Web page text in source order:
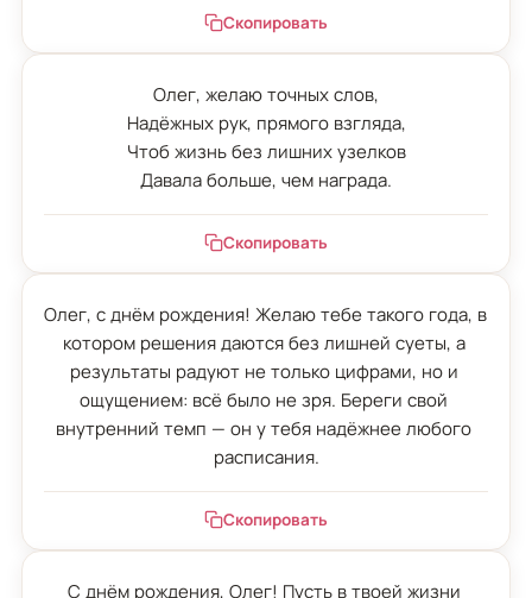
Скопировать
Олег, желаю точных слов,
Надёжных рук, прямого взгляда,
Чтоб жизнь без лишних узелков
Давала больше, чем награда.
Скопировать
Олег, с днём рождения! Желаю тебе такого года, в
котором решения даются без лишней суеты, а
результаты радуют не только цифрами, но и
ощущением: всё было не зря. Береги свой
внутренний темп — он у тебя надёжнее любого
расписания.
Скопировать
С днём рождения, Олег! Пусть в твоей жизни